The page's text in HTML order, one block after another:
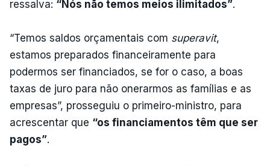
ressalva: “Nós não temos meios ilimitados”.
“Temos saldos orçamentais com superavit,
estamos preparados financeiramente para
podermos ser financiados, se for o caso, a boas
taxas de juro para não onerarmos as famílias e as
empresas”, prosseguiu o primeiro-ministro, para
acrescentar que “os financiamentos têm que ser
pagos”.